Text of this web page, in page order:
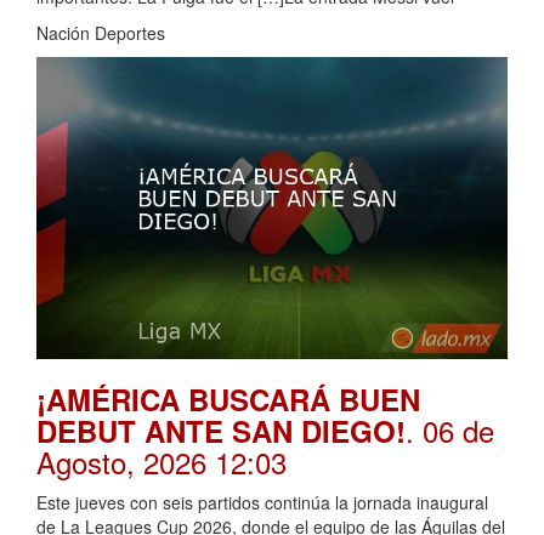
Nación Deportes
¡AMÉRICA BUSCARÁ BUEN
DEBUT ANTE SAN DIEGO!. 06 de
Agosto, 2026 12:03
Este jueves con seis partidos continúa la jornada inaugural
de La Leagues Cup 2026, donde el equipo de las Águilas del